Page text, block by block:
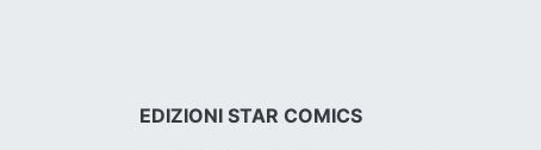
EDIZIONI STAR COMICS